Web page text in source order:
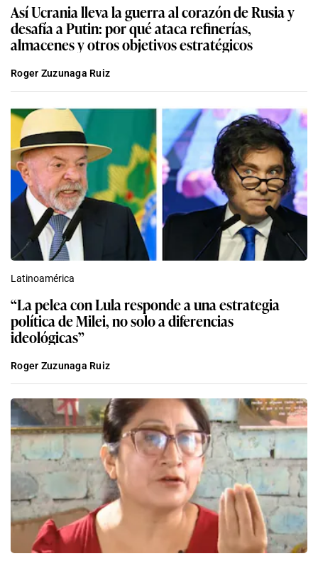
Así Ucrania lleva la guerra al corazón de Rusia y
desafía a Putin: por qué ataca refinerías,
almacenes y otros objetivos estratégicos
Roger Zuzunaga Ruiz
Latinoamérica
“La pelea con Lula responde a una estrategia
política de Milei, no solo a diferencias
ideológicas”
Roger Zuzunaga Ruiz